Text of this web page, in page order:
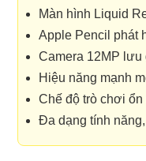
Màn hình Liquid
Apple Pencil phát
Camera 12MP
Hiệu năng mạnh
Chế độ trò chơi
Đa dạng tính